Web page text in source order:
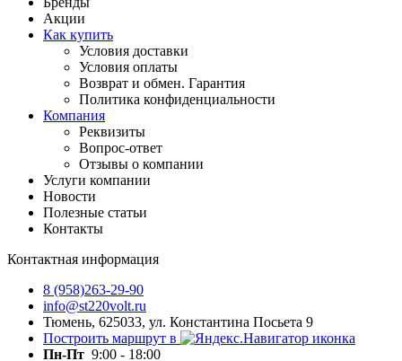
Акции
Как купить
Условия доставки
Условия оплаты
Возврат и обмен. Гарантия
Политика конфиденциальности
Компания
Реквизиты
Вопрос-ответ
Отзывы о компании
Услуги компании
Новости
Полезные статьи
Контакты
Контактная информация
8 (958)263-29-90
info@st220volt.ru
Тюмень, 625033, ул. Константина Посьета 9
Построить маршрут в
Пн-Пт 9:00 - 18:00